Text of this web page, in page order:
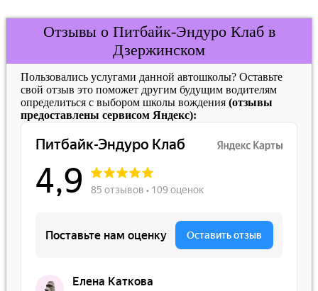
Отзывы о Питбайк-Эндуро Клаб в
Дзержинском
Пользовались услугами данной автошколы? Оставьте
свой отзыв это поможет другим будущим водителям
определиться с выбором школы вождения (отзывы
предоставлены сервисом Яндекс):